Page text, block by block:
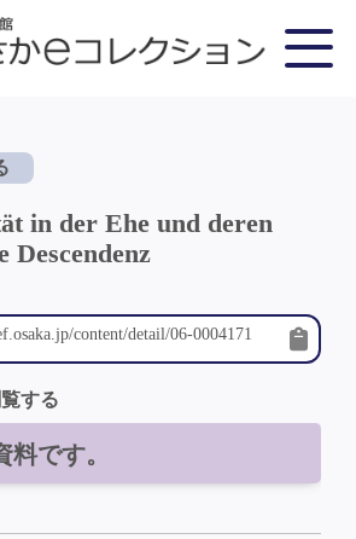
in der Ehe und deren
Descendenz
する
です。